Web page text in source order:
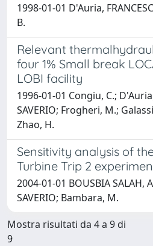
1998-01-01 D'Auria,
B.
Relevant
four 1% Small break
LOBI facility
1996-01-01 Congiu, C.;
SAVERIO; Frogheri, M.;
Zhao, H.
Sensitivity analysis of
Turbine Trip 2
2004-01-01 BOUSBIA SALAH,
SAVERIO; Bambara, M.
Mostra risultati da 4 a 9 di
9